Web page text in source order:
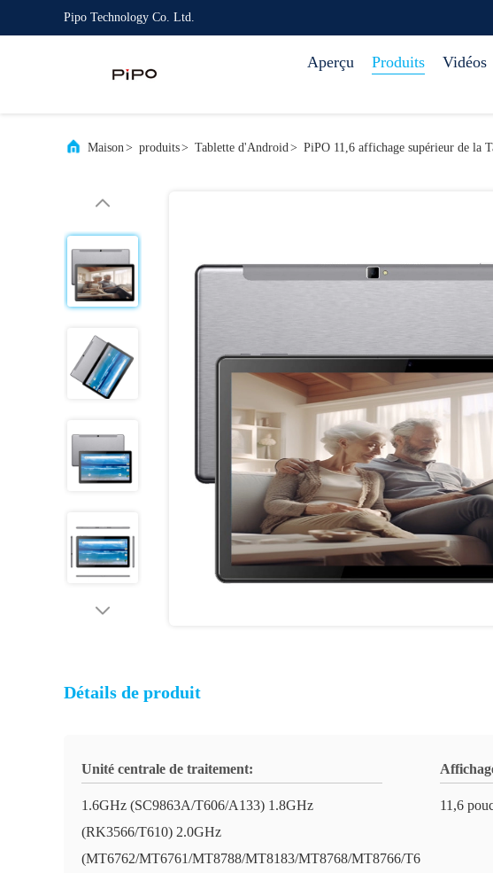
Pipo Technology Co. Ltd.
Aperçu Produits Vidéos
Maison> produits> Tablette d'Android> PiPO 11,6 affichage supérieur de la
Détails de produit
Unité centrale de traitement:
1.6GHz (SC9863A/T606/A133) 1.8GHz
(RK3566/T610) 2.0GHz
(MT6762/MT6761/MT8788/MT8183/MT8768/MT8766/T6
11,6